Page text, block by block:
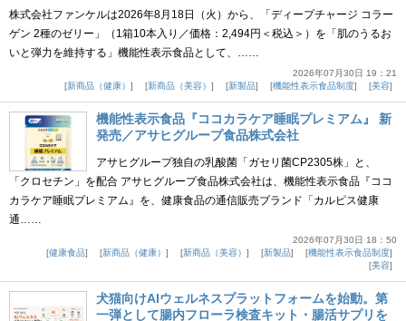
株式会社ファンケルは2026年8月18日（火）から、「ディープチャージ コラー
ゲン 2種のゼリー」（1箱10本入り／価格：2,494円＜税込＞）を「肌のうるお
いと弾力を維持する」機能性表示食品として、……
2026年07月30日 19：21
新商品（健康）
新商品（美容） 新製品 機能性表示食品制度 美容
機能性表示食品『ココカラケア睡眠プレミアム』 新
発売／アサヒグループ食品株式会社
アサヒグループ独自の乳酸菌「ガセリ菌CP2305株」と、
「クロセチン」を配合 アサヒグループ食品株式会社は、機能性表示食品『ココ
カラケア睡眠プレミアム』を、健康食品の通信販売ブランド「カルピス健康
通……
2026年07月30日 18：50
健康食品
新商品（健康） 新商品（美容） 新製品
機能性表示食品制度
美容
犬猫向けAIウェルネスプラットフォームを始動。第
一弾として腸内フローラ検査キット・腸活サプリを